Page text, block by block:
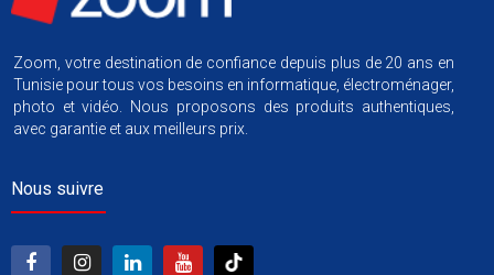
Zoom, votre destination de confiance depuis plus de 20 ans en
Tunisie pour tous vos besoins en informatique, électroménager,
photo et vidéo. Nous proposons des produits authentiques,
avec garantie et aux meilleurs prix.
Nous suivre